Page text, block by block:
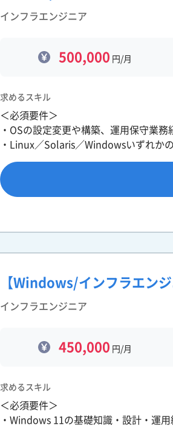
インフラエンジニア
500,000 円/月
求めるスキル
＜必須要件＞
・OSの設定変更や構築、運用保守業務
・Linux／Solaris／Windowsいずれか
【Windows/インフラエン
インフラエンジニア
450,000 円/月
求めるスキル
＜必須要件＞
・Windows 11の基礎知識・設計・運用